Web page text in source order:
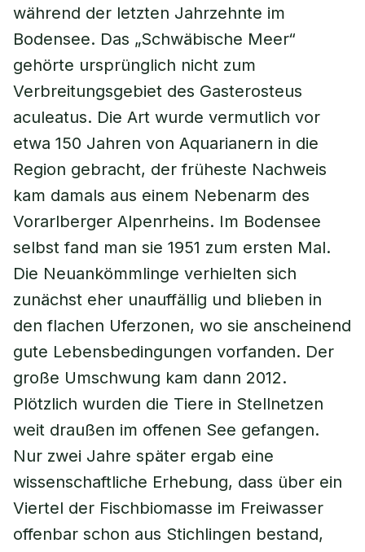
während der letzten Jahrzehnte im
Bodensee. Das „Schwäbische Meer“
gehörte ursprünglich nicht zum
Verbreitungsgebiet des Gasterosteus
aculeatus. Die Art wurde vermutlich vor
etwa 150 Jahren von Aquarianern in die
Region gebracht, der früheste Nachweis
kam damals aus einem Nebenarm des
Vorarlberger Alpenrheins. Im Bodensee
selbst fand man sie 1951 zum ersten Mal.
Die Neuankömmlinge verhielten sich
zunächst eher unauffällig und blieben in
den flachen Uferzonen, wo sie anscheinend
gute Lebensbedingungen vorfanden. Der
große Umschwung kam dann 2012.
Plötzlich wurden die Tiere in Stellnetzen
weit draußen im offenen See gefangen.
Nur zwei Jahre später ergab eine
wissenschaftliche Erhebung, dass über ein
Viertel der Fischbiomasse im Freiwasser
offenbar schon aus Stichlingen bestand,